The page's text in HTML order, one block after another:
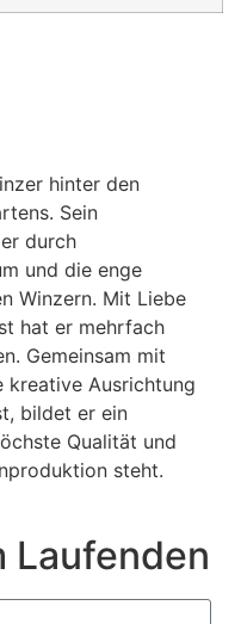
hinter den
Sein
durch
und die enge
Winzern. Mit Liebe
hat er mehrfach
Gemeinsam mit
kreative Ausrichtung
bildet er ein
Qualität und
steht.
Laufenden